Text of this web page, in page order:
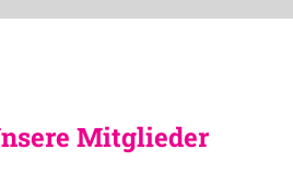
Mitglieder